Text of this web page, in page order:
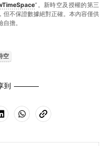
”。新時空及授權的第三
但不保證數據絕對正確。本內容僅供
擔。
空
到